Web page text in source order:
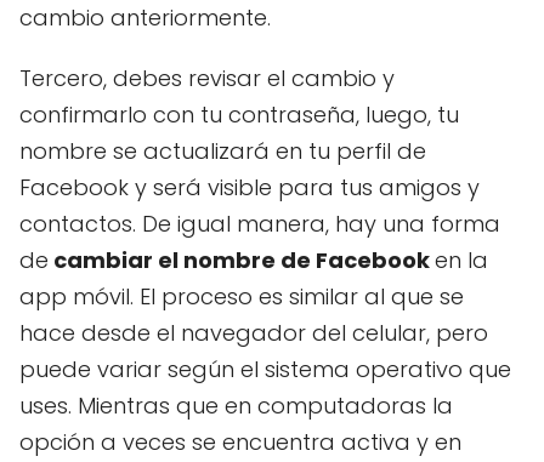
cambio anteriormente.
Tercero, debes revisar el cambio y
confirmarlo con tu contraseña, luego, tu
nombre se actualizará en tu perfil de
Facebook y será visible para tus amigos y
contactos. De igual manera, hay una forma
de cambiar el nombre de Facebooken la
app móvil. El proceso es similar al que se
hace desde el navegador del celular, pero
puede variar según el sistema operativo que
uses. Mientras que en computadoras la
opción a veces se encuentra activa y en